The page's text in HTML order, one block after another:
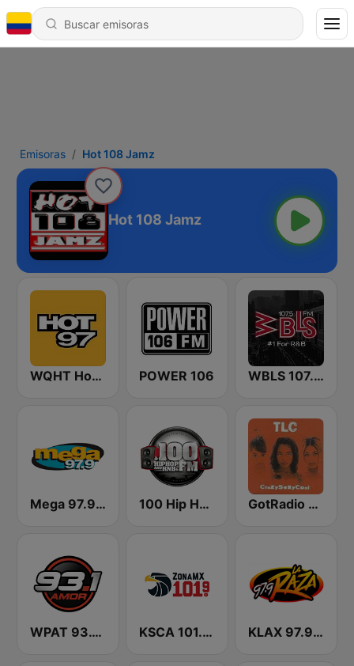
Emisoras Hot 108 Jamz
Hot 108 Jamz
WQHT Hot 97 FM POWER 106 WBLS 107.5 FM (US Only)
Mega 97.9 FM 100 Hip Hop and RNB FM GotRadio - Throwback Jamz
WPAT 93.1 Amor FM KSCA 101.9 Los Angeles FM (US Only) KLAX 97.9 La Raza FM